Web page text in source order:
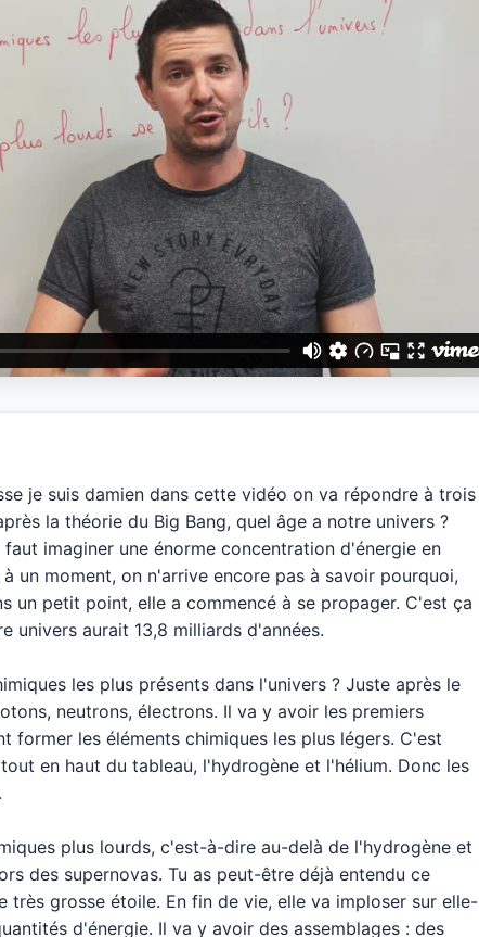
je suis damien dans cette vidéo on va répondre à trois
la théorie du Big Bang, quel âge a notre univers ?
imaginer une énorme concentration d'énergie en
un moment, on n'arrive encore pas à savoir pourquoi,
un petit point, elle a commencé à se propager. C'est ça
univers aurait 13,8 milliards d'années.
les plus présents dans l'univers ? Juste après le
neutrons, électrons. Il va y avoir les premiers
former les éléments chimiques les plus légers. C'est
en haut du tableau, l'hydrogène et l'hélium. Donc les
plus lourds, c'est-à-dire au-delà de l'hydrogène et
des supernovas. Tu as peut-être déjà entendu ce
grosse étoile. En fin de vie, elle va imploser sur elle-
d'énergie. Il va y avoir des assemblages : des